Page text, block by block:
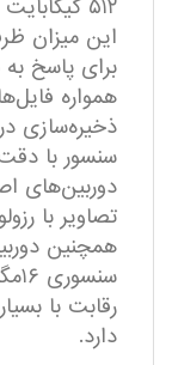
۵۱۲
این میزان
برای پاسخ به
همواره
ذخیره‌سازی
دوربین‌های
تصاویر با
رقابت با
دارد.